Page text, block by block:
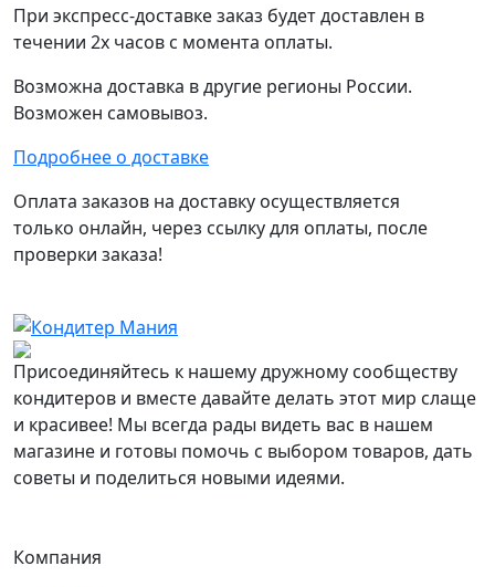
При экспресс-доставке заказ будет доставлен в
течении 2х часов с момента оплаты.
Возможна доставка в другие регионы России.
Возможен самовывоз.
Подробнее о доставке
Оплата заказов на доставку осуществляется
только онлайн, через ссылку для оплаты, после
проверки заказа!
Присоединяйтесь к нашему дружному сообществу
кондитеров и вместе давайте делать этот мир слаще
и красивее! Мы всегда рады видеть вас в нашем
магазине и готовы помочь с выбором товаров, дать
советы и поделиться новыми идеями.
Компания